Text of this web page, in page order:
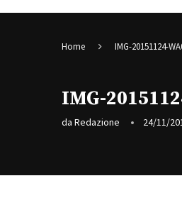
Home IMG-20151124-
IMG-
da Redazione 24/11/